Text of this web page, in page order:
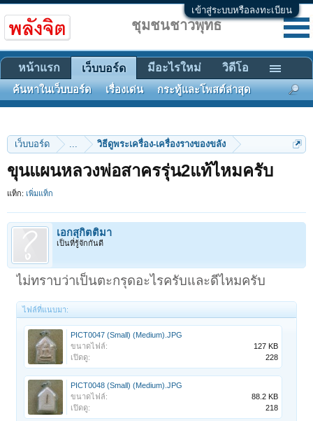
เข้าสู่ระบบหรือลงทะเบียน
เว็บบอร์ด ... วิธีดูพระเครื่อง-เครื่องรางของขลัง
ขุนแผนหลวงพ่อสาครรุ่น2แท้ไหมครับ
แท็ก: เพิ่มแท็ก
เอกสุกิตติมา
เป็นที่รู้จักกันดี
ไม่ทราบว่าเป็นตะกรุดอะไรครับและดีไหมครับ
ไฟล์ที่แนบมา:
PICT0047 (Small) (Medium).JPG
ขนาดไฟล์:
127 KB
เปิดดู:
228
PICT0048 (Small) (Medium).JPG
ขนาดไฟล์:
88.2 KB
เปิดดู:
218
ชุมชนชาวพุทธ
หน้าแรก เว็บบอร์ด
ค้นหาในเว็บบอร์ด เรื่องเด่น กระทู้และโพสต์ล่าสุด
มีอะไรใหม่ วิดีโอ